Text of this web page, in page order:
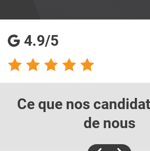
4.9/5
Ce que nos
de nous